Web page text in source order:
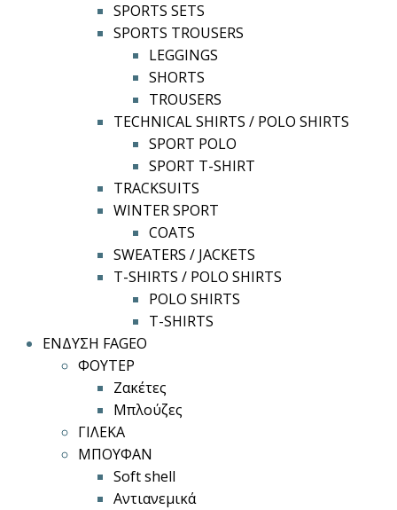
SPORTS SETS
SPORTS TROUSERS
LEGGINGS
SHORTS
TROUSERS
TECHNICAL SHIRTS / POLO SHIRTS
SPORT POLO
SPORT T-SHIRT
TRACKSUITS
WINTER SPORT
COATS
SWEATERS / JACKETS
T-SHIRTS / POLO SHIRTS
POLO SHIRTS
T-SHIRTS
ΕΝΔΥΣΗ FAGEO
ΦΟΥΤΕΡ
Ζακέτες
Μπλούζες
ΓΙΛΕΚΑ
ΜΠΟΥΦΑΝ
Soft shell
Αντιανεμικά